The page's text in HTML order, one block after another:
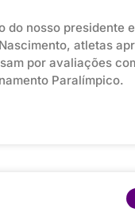
do nosso presidente
atletas
por avaliações
Paralímpico.